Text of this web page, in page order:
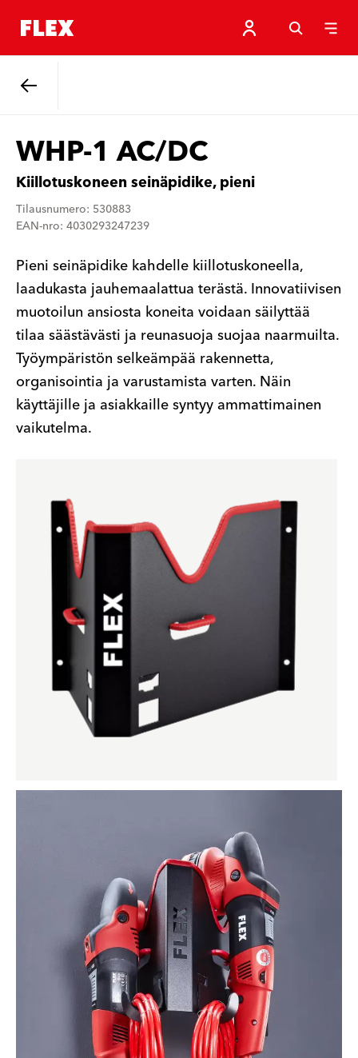
WHP-1 AC/DC
Kiillotuskoneen seinäpidike, pieni
Tilausnumero: 530883
EAN-nro: 4030293247239
Pieni seinäpidike kahdelle kiillotuskoneella,
laadukasta jauhemaalattua terästä. Innovatiivisen
muotoilun ansiosta koneita voidaan säilyttää
tilaa säästävästi ja reunasuoja suojaa naarmuilta.
Työympäristön selkeämpää rakennetta,
organisointia ja varustamista varten. Näin
käyttäjille ja asiakkaille syntyy ammattimainen
vaikutelma.